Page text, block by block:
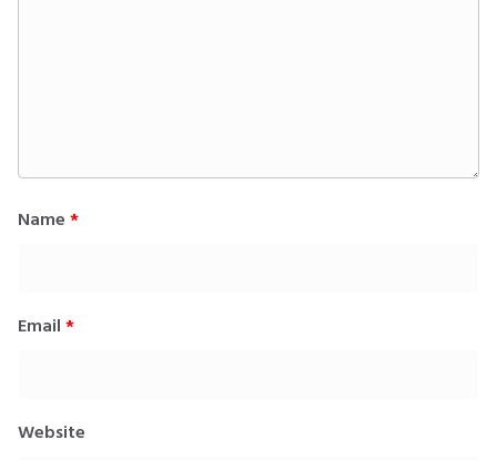
Name *
Email *
Website